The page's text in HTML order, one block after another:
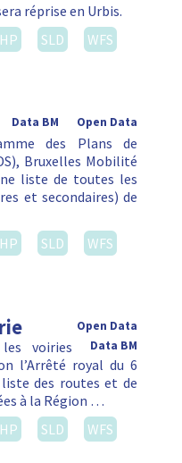
réprise en Urbis.
SLD
WFS
Open Data
Data BM
des Plans de
Bruxelles Mobilité
liste de toutes les
et secondaires) de
SLD
WFS
Open Data
Data BM
voiries
l’Arrêté royal du 6
des routes et de
à la Région …
SLD
WFS